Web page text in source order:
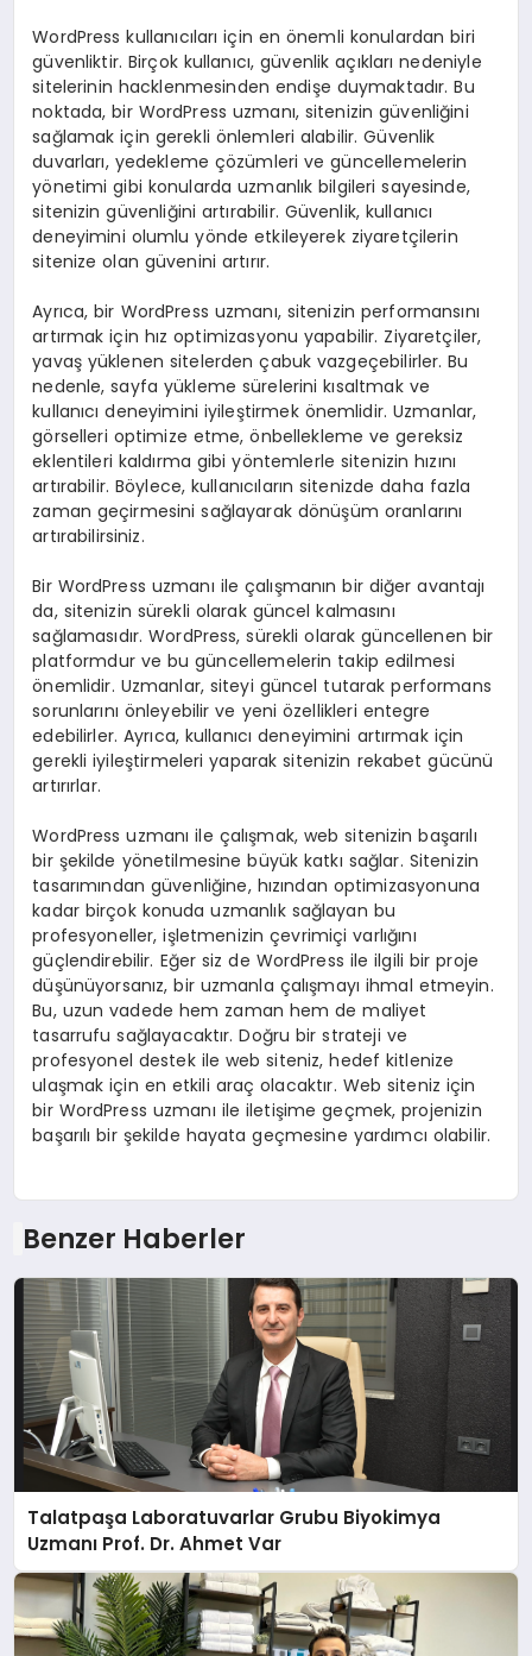
WordPress kullanıcıları için en önemli konulardan biri
güvenliktir. Birçok kullanıcı, güvenlik açıkları nedeniyle
sitelerinin hacklenmesinden endişe duymaktadır. Bu
noktada, bir WordPress uzmanı, sitenizin güvenliğini
sağlamak için gerekli önlemleri alabilir. Güvenlik
duvarları, yedekleme çözümleri ve güncellemelerin
yönetimi gibi konularda uzmanlık bilgileri sayesinde,
sitenizin güvenliğini artırabilir. Güvenlik, kullanıcı
deneyimini olumlu yönde etkileyerek ziyaretçilerin
sitenize olan güvenini artırır.
Ayrıca, bir WordPress uzmanı, sitenizin performansını
artırmak için hız optimizasyonu yapabilir. Ziyaretçiler,
yavaş yüklenen sitelerden çabuk vazgeçebilirler. Bu
nedenle, sayfa yükleme sürelerini kısaltmak ve
kullanıcı deneyimini iyileştirmek önemlidir. Uzmanlar,
görselleri optimize etme, önbellekleme ve gereksiz
eklentileri kaldırma gibi yöntemlerle sitenizin hızını
artırabilir. Böylece, kullanıcıların sitenizde daha fazla
zaman geçirmesini sağlayarak dönüşüm oranlarını
artırabilirsiniz.
Bir WordPress uzmanı ile çalışmanın bir diğer avantajı
da, sitenizin sürekli olarak güncel kalmasını
sağlamasıdır. WordPress, sürekli olarak güncellenen bir
platformdur ve bu güncellemelerin takip edilmesi
önemlidir. Uzmanlar, siteyi güncel tutarak performans
sorunlarını önleyebilir ve yeni özellikleri entegre
edebilirler. Ayrıca, kullanıcı deneyimini artırmak için
gerekli iyileştirmeleri yaparak sitenizin rekabet gücünü
artırırlar.
WordPress uzmanı ile çalışmak, web sitenizin başarılı
bir şekilde yönetilmesine büyük katkı sağlar. Sitenizin
tasarımından güvenliğine, hızından optimizasyonuna
kadar birçok konuda uzmanlık sağlayan bu
profesyoneller, işletmenizin çevrimiçi varlığını
güçlendirebilir. Eğer siz de WordPress ile ilgili bir proje
düşünüyorsanız, bir uzmanla çalışmayı ihmal etmeyin.
Bu, uzun vadede hem zaman hem de maliyet
tasarrufu sağlayacaktır. Doğru bir strateji ve
profesyonel destek ile web siteniz, hedef kitlenize
ulaşmak için en etkili araç olacaktır. Web siteniz için
bir WordPress uzmanı ile iletişime geçmek, projenizin
başarılı bir şekilde hayata geçmesine yardımcı olabilir.
Benzer Haberler
Talatpaşa Laboratuvarlar Grubu Biyokimya
Uzmanı Prof. Dr. Ahmet Var